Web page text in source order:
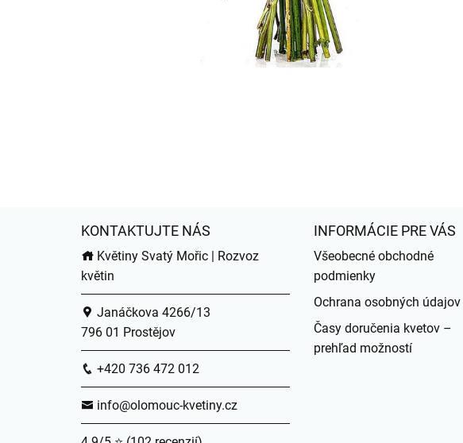
KONTAKTUJTE NÁS
Květiny Svatý Mořic | Rozvoz
květin
Janáčkova 4266/13
796 01 Prostějov
+420 736 472 012
info@olomouc-kvetiny.cz
INFORMÁCIE PRE VÁS
Všeobecné obchodné
podmienky
Ochrana osobných údajov
Časy doručenia kvetov –
prehľad možností